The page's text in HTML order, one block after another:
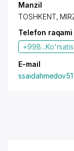
Manzil
TOSHKENT,
Telefon raqami
+998...
E-mail